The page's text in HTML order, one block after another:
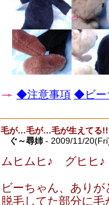
◆注意事項 ◆ビー
毛が…毛が…毛が生えてる!!
ぐ～尋姉- 2009/11/
ムヒムヒ♪ グヒヒ♪
ビーちゃん、ありが
脱毛してた部分に